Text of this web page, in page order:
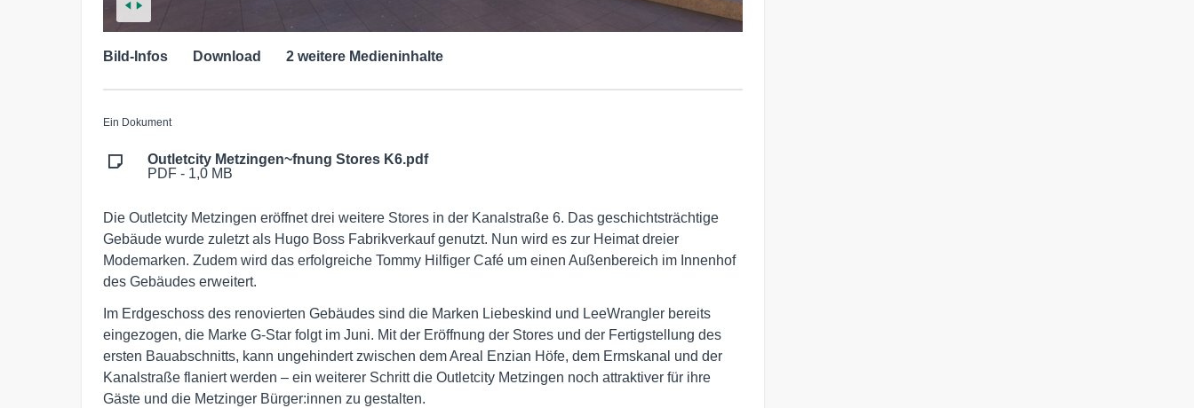
Bild-Infos Download 2 weitere Medieninhalte
Ein Dokument
Outletcity Metzingen~fnung Stores K6.pdf
PDF - 1,0 MB
Die Outletcity Metzingen eröffnet drei weitere Stores in der Kanalstraße 6. Das geschichtsträchtige
Gebäude wurde zuletzt als Hugo Boss Fabrikverkauf genutzt. Nun wird es zur Heimat dreier
Modemarken. Zudem wird das erfolgreiche Tommy Hilfiger Café um einen Außenbereich im Innenhof
des Gebäudes erweitert.
Im Erdgeschoss des renovierten Gebäudes sind die Marken Liebeskind und LeeWrangler bereits
eingezogen, die Marke G-Star folgt im Juni. Mit der Eröffnung der Stores und der Fertigstellung des
ersten Bauabschnitts, kann ungehindert zwischen dem Areal Enzian Höfe, dem Ermskanal und der
Kanalstraße flaniert werden – ein weiterer Schritt die Outletcity Metzingen noch attraktiver für ihre
Gäste und die Metzinger Bürger:innen zu gestalten.